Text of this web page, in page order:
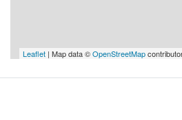
Leaflet | Map data ©OpenStreetMap